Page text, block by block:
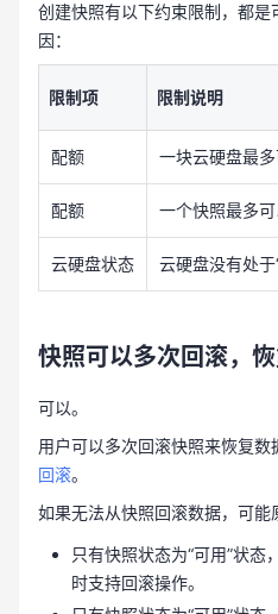
创建快照有以下约束限制，都
因：
限制项 限制说明
配额 一块云硬盘最
配额 一个快照最多可
云硬盘状态 云硬盘没有处于
快照可以多次回滚，恢
可以。
用户可以多次回滚快照来恢复
回滚。
如果无法从快照回滚数据，可能
只有快照状态为“可用”状态
时支持回滚操作。